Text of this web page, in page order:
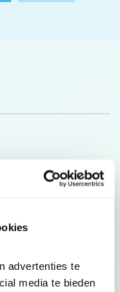
advertenties te
media te bieden
acties en tips